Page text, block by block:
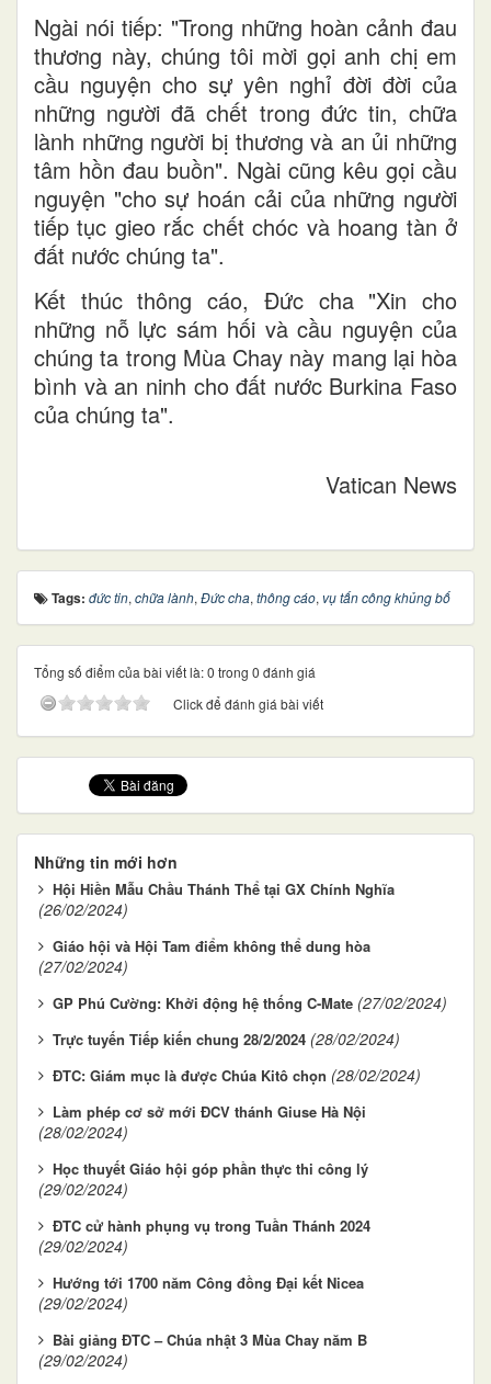
Ngài nói tiếp: "Trong những hoàn cảnh đau
thương này, chúng tôi mời gọi anh chị em
cầu nguyện cho sự yên nghỉ đời đời của
những người đã chết trong đức tin, chữa
lành những người bị thương và an ủi những
tâm hồn đau buồn". Ngài cũng kêu gọi cầu
nguyện "cho sự hoán cải của những người
tiếp tục gieo rắc chết chóc và hoang tàn ở
đất nước chúng ta".
Kết thúc thông cáo, Đức cha "Xin cho
những nỗ lực sám hối và cầu nguyện của
chúng ta trong Mùa Chay này mang lại hòa
bình và an ninh cho đất nước Burkina Faso
của chúng ta".
Vatican News
Tags: đức tin, chữa lành, Đức cha, thông cáo, vụ tấn công khủng bố
Tổng số điểm của bài viết là: 0 trong 0 đánh giá
Click để đánh giá bài viết
Những tin mới hơn
Hội Hiền Mẫu Chầu Thánh Thể tại GX Chính Nghĩa
(26/02/2024)
Giáo hội và Hội Tam điểm không thể dung hòa
(27/02/2024)
GP Phú Cường: Khởi động hệ thống C-Mate (27/02/2024)
Trực tuyến Tiếp kiến chung 28/2/2024 (28/02/2024)
ĐTC: Giám mục là được Chúa Kitô chọn (28/02/2024)
Làm phép cơ sở mới ĐCV thánh Giuse Hà Nội
(28/02/2024)
Học thuyết Giáo hội góp phần thực thi công lý
(29/02/2024)
ĐTC cử hành phụng vụ trong Tuần Thánh 2024
(29/02/2024)
Hướng tới 1700 năm Công đồng Đại kết Nicea
(29/02/2024)
Bài giảng ĐTC – Chúa nhật 3 Mùa Chay năm B
(29/02/2024)